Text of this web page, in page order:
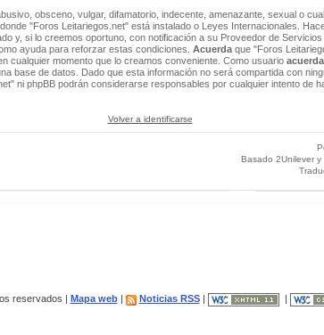
obsceno, vulgar, difamatorio, indecente, amenazante, sexual o
"Foros Leitariegos.net" está instalado o Leyes Internacionales.
y, si lo creemos oportuno, con notificación a su Proveedor de
ayuda para reforzar estas condiciones. Acuerdaque "Foros
cualquier momento que lo creamos conveniente. Como usuario acuerda
base de datos. Dado que esta información no será compartida con
ni phpBB podrán considerarse responsables por cualquier intento de
Volver a identificarse
Basado 2Unilever y
reservados | Mapa web| Noticias RSS|